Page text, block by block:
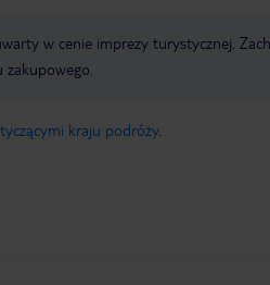
w cenie imprezy turystycznej.
kraju podróży.